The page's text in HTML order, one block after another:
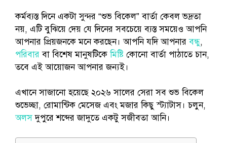
কর্মব্যস্ত দিনে একটা সুন্দর “শুভ বিকেল” বার্তা কেবল ভদ্রতা
নয়, এটি বুঝিয়ে দেয় যে দিনের সবচেয়ে ব্যস্ত সময়েও আপনি
আপনার প্রিয়জনকে মনে করছেন। আপনি যদি আপনারবন্ধু,
পরিবারবা বিশেষ মানুষটিকেমিষ্টি কোনো বার্তা পাঠাতে চান,
তবে এই আয়োজন আপনার জন্যই।
এখানে সাজানো হয়েছে ২০২৬ সালের সেরা সব শুভ বিকেল
শুভেচ্ছা, রোমান্টিক মেসেজ এবং মজার কিছু স্ট্যাটাস। চলুন,
অলসদুপুরে শব্দের জাদুতে একটু সজীবতা আনি।